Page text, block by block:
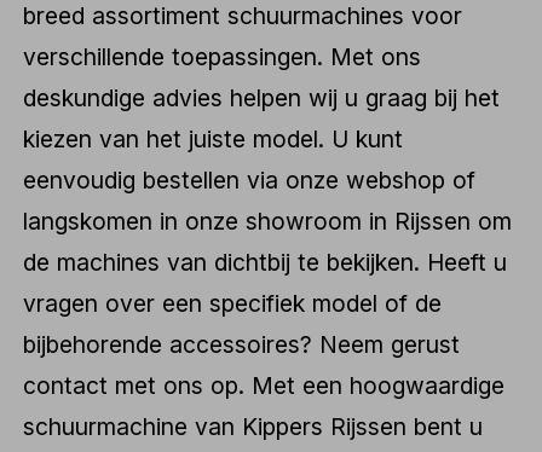
breed assortiment schuurmachines voor
verschillende toepassingen. Met ons
deskundige advies helpen wij u graag bij het
kiezen van het juiste model. U kunt
eenvoudig bestellen via onze webshop of
langskomen in onze showroom in Rijssen om
de machines van dichtbij te bekijken. Heeft u
vragen over een specifiek model of de
bijbehorende accessoires? Neem gerust
contact met ons op. Met een hoogwaardige
schuurmachine van Kippers Rijssen bent u